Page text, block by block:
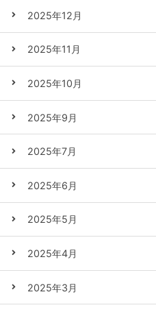
2025年12月
2025年11月
2025年10月
2025年9月
2025年7月
2025年6月
2025年5月
2025年4月
2025年3月